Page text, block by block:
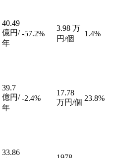
40.49
億円/
年
-57.2%
3.98 万
円/個
1.4%
39.7
億円/
年
-2.4%
17.78
万円/個 23.8%
33.86